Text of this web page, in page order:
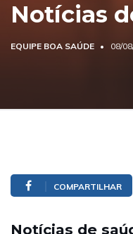
Notícias
EQUIPE BOA SAÚDE 08/
COMPARTILHAR
Notícias de